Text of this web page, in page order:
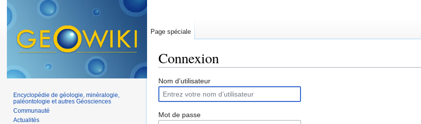
Connexion
Nom d’utilisateur
Mot de passe
Page spéciale
Encyclopédie de géologie, minéralogie,
paléontologie et autres Géosciences
Communauté
Actualités